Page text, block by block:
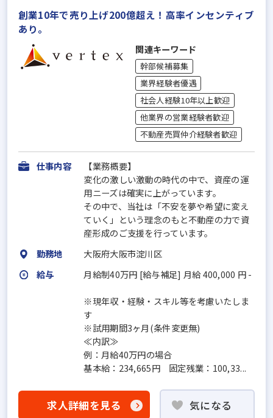
創業10年で売り上げ200億超え！高率インセンティブ
あり。
関連キーワード
幹部候補募集
業界経験者優遇
社会人経験10年以上歓迎
他業界の営業経験者歓迎
不動産売買仲介経験者歓迎
仕事内容
【業務概要】
変化の激しい激動の時代の中で、資産の運
用ニーズは確実に上がっています。
その中で、当社は「不安を夢や希望に変え
ていく」という理念のもと不動産の力で資
産形成のご支援を行っています。
勤務地
大阪府大阪市淀川区
給与
月給制40万円 [給与補足] 月給 400,000 円 -
※現年収・経験・スキル等を考慮いたしま
す
※試用期間3ヶ月(条件変更無)
≪内訳≫
例：月給40万円の場合
基本給：234,665円 固定残業：100,33...
求人詳細を見る 気になる